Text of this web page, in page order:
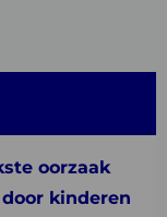
oorzaak
kinderen